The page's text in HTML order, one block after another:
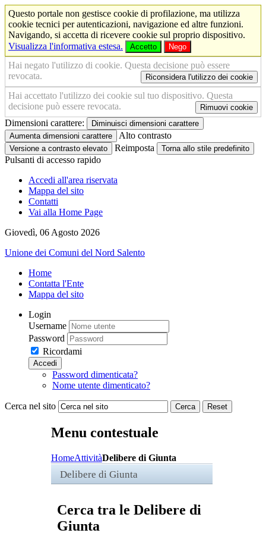
Questo portale non gestisce cookie di profilazione, ma utilizza
cookie tecnici per autenticazioni, navigazione ed altre funzioni.
Navigando, si accetta di ricevere cookie sul proprio dispositivo.
Visualizza l'informativa estesa.
Accetto Nego
Hai negato l'utilizzo di cookie. Questa decisione può essere
revocata.
Riconsidera l'utilizzo dei cookie
Hai accettato l'utilizzo dei cookie sul tuo dispositivo. Questa
decisione può essere revocata.
Rimuovi cookie
Dimensioni carattere:
Diminuisci dimensioni carattere
Aumenta dimensioni carattere
Alto contrasto
Versione a contrasto elevato Reimposta Torna allo stile predefinito
Pulsanti di accesso rapido
Accedi all'area riservata
Mappa del sito
Contatti
Vai alla Home Page
Giovedì, 06 Agosto 2026
Unione dei Comuni del Nord Salento
Home
Contatta l'Ente
Mappa del sito
Login
Username
Password
Ricordami
Accedi
Password dimenticata?
Nome utente dimenticato?
Cerca nel sito Cerca Reset
Menu contestuale
HomeAttivitàDelibere di Giunta
Delibere di Giunta
Cerca tra le Delibere di
Giunta